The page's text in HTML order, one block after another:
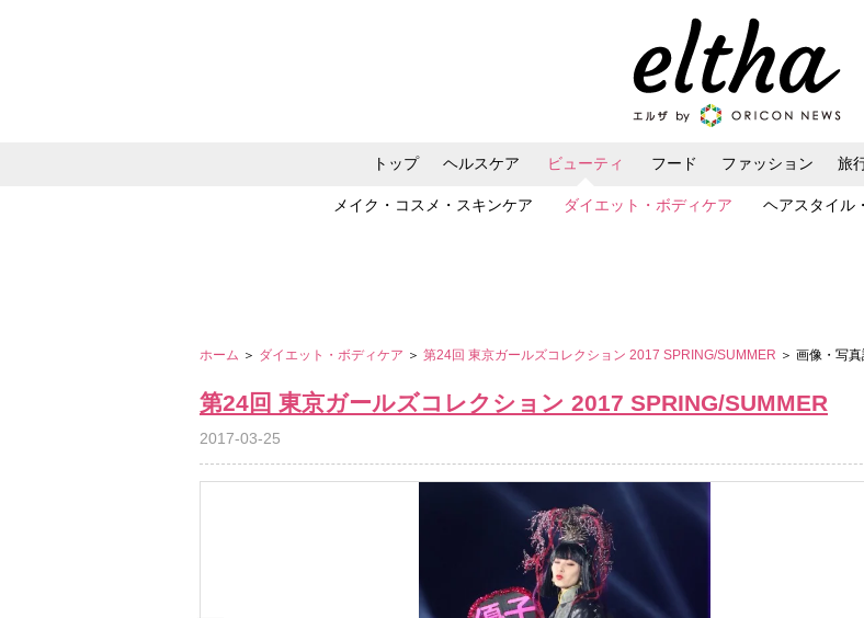
トップ ヘルスケア ビューティ
メイク・コスメ・スキンケア ダイエット・ボディケア ヘアスタイル
フード ファッション 旅
ホーム ＞ ダイエット・ボディケア ＞ 第24回 東京ガールズコレクション 2017 SPRING/SUMMER ＞ 画像・写
第24回 東京ガールズコレクション 2017 SPRING/SUMMER
2017-03-25